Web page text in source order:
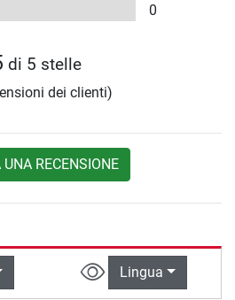
0
di 5 stelle
dei clienti)
UNA RECENSIONE
Lingua